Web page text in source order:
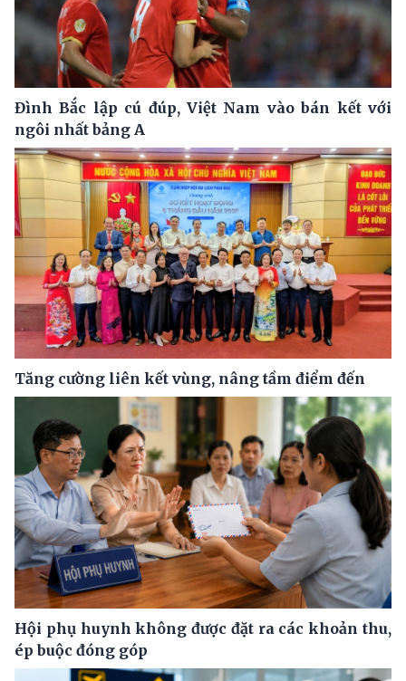
Đình Bắc lập cú đúp, Việt Nam vào bán kết với
ngôi nhất bảng A
Tăng cường liên kết vùng, nâng tầm điểm đến
Hội phụ huynh không được đặt ra các khoản thu,
ép buộc đóng góp